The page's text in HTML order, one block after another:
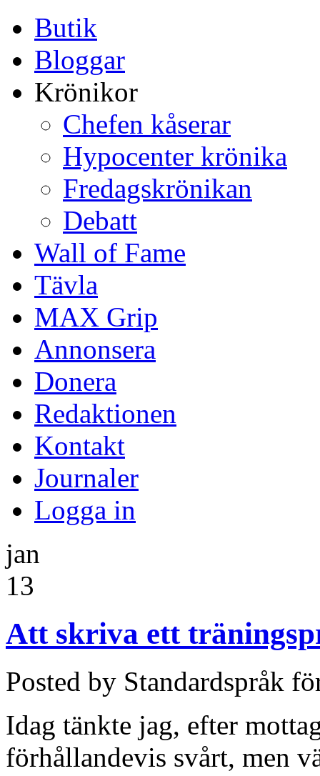
Butik
Bloggar
Krönikor
Chefen kåserar
Hypocenter krönika
Fredagskrönikan
Debatt
Wall of Fame
Tävla
MAX Grip
Annonsera
Donera
Redaktionen
Kontakt
Journaler
Logga in
jan
13
Att skriva ett
Posted by Standardspråk
Idag tänkte jag, efter
förhållandevis svårt, men